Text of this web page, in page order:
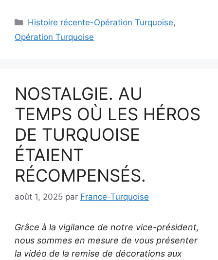
Catégories
Histoire récente-Opération Turquoise,
Opération Turquoise
NOSTALGIE. AU
TEMPS OÙ LES HÉROS
DE TURQUOISE
ÉTAIENT
RÉCOMPENSÉS.
août 1, 2025 par France-Turquoise
Grâce à la vigilance de notre vice-président,
nous sommes en mesure de vous présenter
la vidéo de la remise de décorations aux